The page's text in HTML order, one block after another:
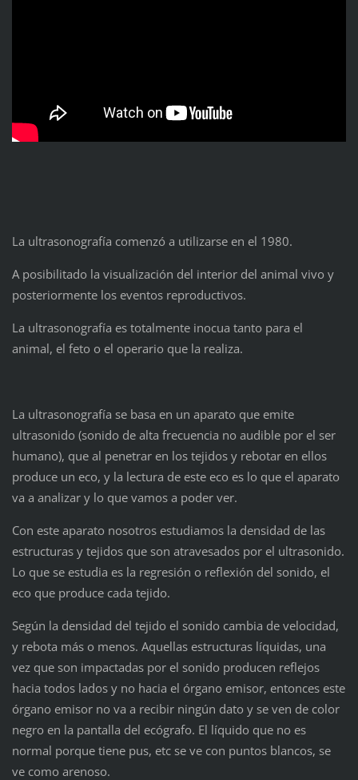
La ultrasonografía comenzó a utilizarse en el 1980.
A posibilitado la visualización del interior del animal vivo y
posteriormente los eventos reproductivos.
La ultrasonografía es totalmente inocua tanto para el
animal, el feto o el operario que la realiza.
La ultrasonografía se basa en un aparato que emite
ultrasonido (sonido de alta frecuencia no audible por el ser
humano), que al penetrar en los tejidos y rebotar en ellos
produce un eco, y la lectura de este eco es lo que el aparato
va a analizar y lo que vamos a poder ver.
Con este aparato nosotros estudiamos la densidad de las
estructuras y tejidos que son atravesados por el ultrasonido.
Lo que se estudia es la regresión o reflexión del sonido, el
eco que produce cada tejido.
Según la densidad del tejido el sonido cambia de velocidad,
y rebota más o menos. Aquellas estructuras líquidas, una
vez que son impactadas por el sonido producen reflejos
hacia todos lados y no hacia el órgano emisor, entonces este
órgano emisor no va a recibir ningún dato y se ven de color
negro en la pantalla del ecógrafo. El líquido que no es
normal porque tiene pus, etc se ve con puntos blancos, se
ve como arenoso.